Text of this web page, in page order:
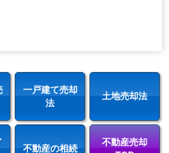
一戸建て売却
法
土地売却法
不動産の相続
不動産売却